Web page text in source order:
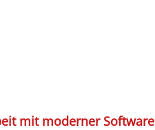
mit moderner Software